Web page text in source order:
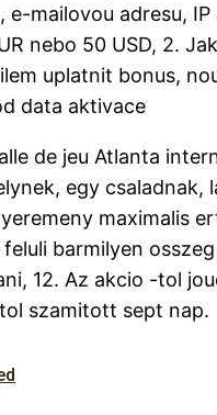
e-mailovou adresu,
nebo 50 USD, 2.
uplatnit bonus,
data aktivace
de jeu Atlanta
egy
maximalis
barmilyen
12. Az akcio -tol
szamitott sept nap.